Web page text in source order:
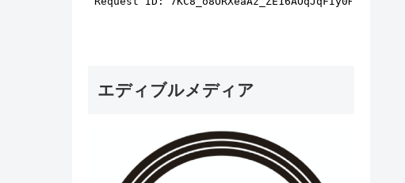
エディブルメディア